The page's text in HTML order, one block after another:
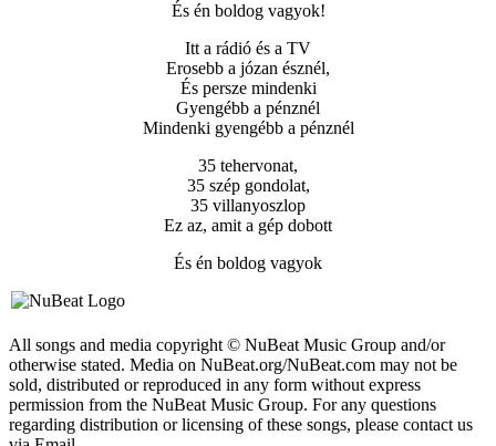
És én boldog vagyok!
Itt a rádió és a TV
Erosebb a józan észnél,
És persze mindenki
Gyengébb a pénznél
Mindenki gyengébb a pénznél
35 tehervonat,
35 szép gondolat,
35 villanyoszlop
Ez az, amit a gép dobott
És én boldog vagyok
All songs and media copyright © NuBeat Music Group and/or
otherwise stated. Media on NuBeat.org/NuBeat.com may not be
sold, distributed or reproduced in any form without express
permission from the NuBeat Music Group. For any questions
regarding distribution or licensing of these songs, please contact us